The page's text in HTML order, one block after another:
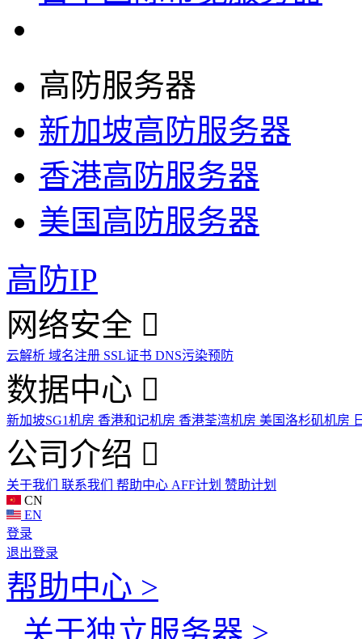
高防服务器
新加坡高防服务器
香港高防服务器
美国高防服务器
高防IP
网络安全
云解析 域名注册 SSL证书 DNS污染预防
数据中心
新加坡SG1机房 香港和记机房 香港荃湾机房 美国洛杉矶机房
公司介绍
关于我们 联系我们 帮助中心 AFF计划 赞助计划
CN
EN
登录
退出登录
帮助中心 >